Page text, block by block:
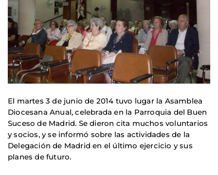
El martes 3 de junio de 2014 tuvo lugar la Asamblea
Diocesana Anual, celebrada en la Parroquia del Buen
Suceso de Madrid. Se dieron cita muchos voluntarios
y socios, y se informó sobre las actividades de la
Delegación de Madrid en el último ejercicio y sus
planes de futuro.